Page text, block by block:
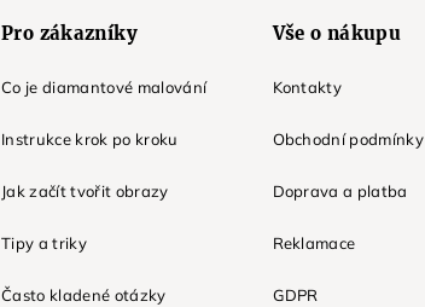
Pro zákazníky
Co je diamantové malování
Instrukce krok po kroku
Jak začít tvořit obrazy
Tipy a triky
Často kladené otázky
Vše o nákupu
Kontakty
Obchodní podmínky
Doprava a platba
Reklamace
GDPR